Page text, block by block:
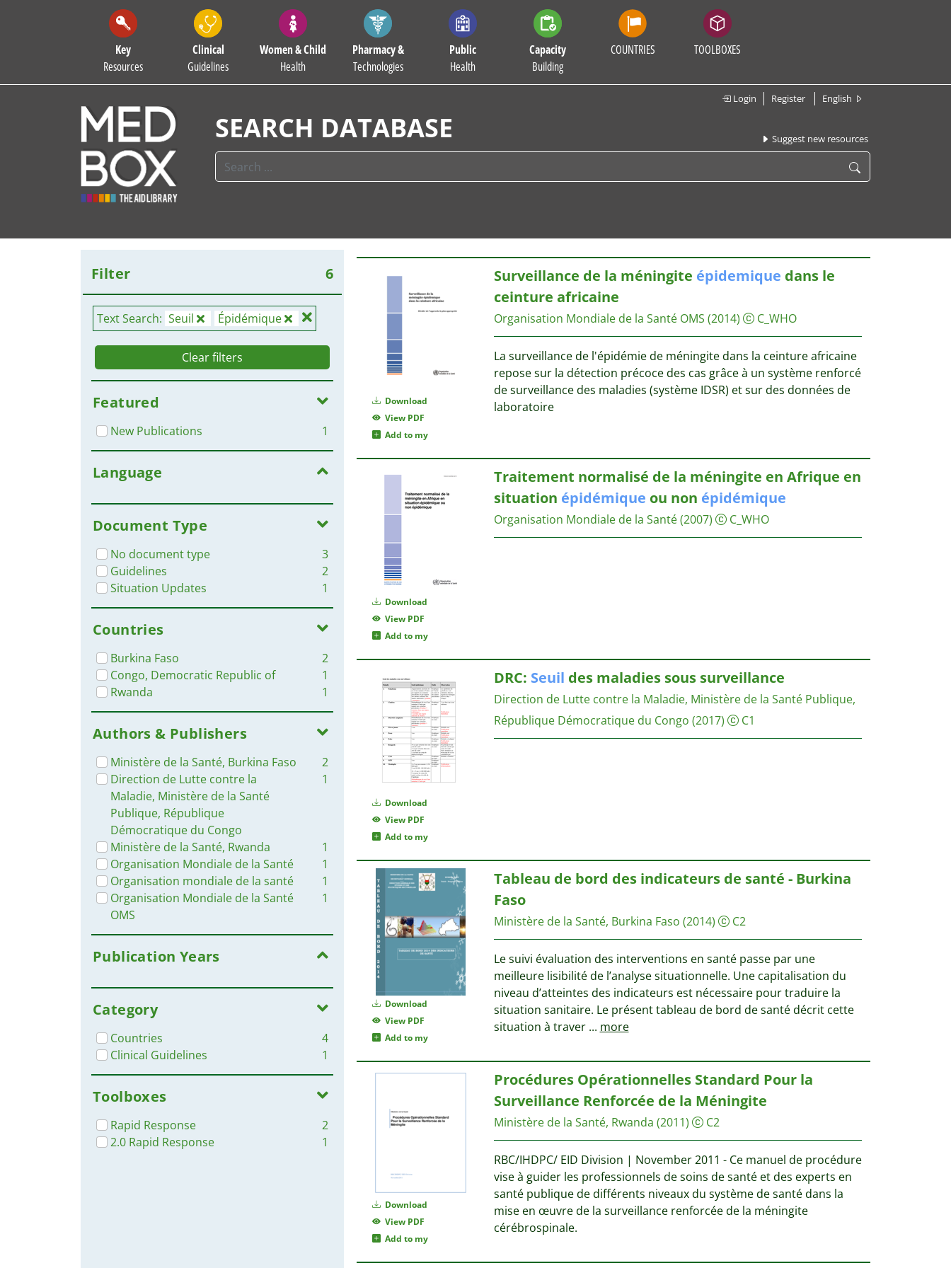
Key
Resources
Clinical
Guidelines
Women & Child
Health
Pharmacy &
Technologies
Public
Health
Capacity
Building
COUNTRIES TOOLBOXES
Login Register English
SEARCH DATABASE Suggest new resources
Filter 6
Text Search: Seuil Épidémique
Clear filters
Featured
New Publications 1
Language
Document Type
No document type
3
Guidelines
2
Situation Updates
1
Countries
Burkina Faso
2
Congo, Democratic Republic of
1
Rwanda
1
Authors & Publishers
Ministère de la Santé, Burkina Faso
2
Direction de Lutte contre la
Maladie, Ministère de la Santé
Publique, République
Démocratique du Congo
1
Ministère de la Santé, Rwanda
1
Organisation Mondiale de la Santé
1
Organisation mondiale de la santé
1
Organisation Mondiale de la Santé
OMS
1
Publication Years
Category
Countries
4
Clinical Guidelines
1
Toolboxes
Rapid Response
2
2.0 Rapid Response
1
Download
View PDF
Add to my
Surveillance de la méningite épidemique dans le
ceinture africaine
Organisation Mondiale de la Santé OMS (2014) C_WHO
La surveillance de l'épidémie de méningite dans la ceinture africaine
repose sur la détection précoce des cas grâce à un système renforcé
de surveillance des maladies (système IDSR) et sur des données de
laboratoire
Download
View PDF
Add to my
Traitement normalisé de la méningite en Afrique en
situation épidémique ou non épidémique
Organisation Mondiale de la Santé (2007) C_WHO
Download
View PDF
Add to my
DRC: Seuil des maladies sous surveillance
Direction de Lutte contre la Maladie, Ministère de la Santé Publique,
République Démocratique du Congo (2017) C1
Download
View PDF
Add to my
Tableau de bord des indicateurs de santé - Burkina
Faso
Ministère de la Santé, Burkina Faso (2014) C2
Le suivi évaluation des interventions en santé passe par une
meilleure lisibilité de l’analyse situationnelle. Une capitalisation du
niveau d’atteintes des indicateurs est nécessaire pour traduire la
situation sanitaire. Le présent tableau de bord de santé décrit cette
situation à traver ... more
Download
View PDF
Add to my
Procédures Opérationnelles Standard Pour la
Surveillance Renforcée de la Méningite
Ministère de la Santé, Rwanda (2011) C2
RBC/IHDPC/ EID Division | November 2011 - Ce manuel de procédure
vise à guider les professionnels de soins de santé et des experts en
santé publique de différents niveaux du système de santé dans la
mise en œuvre de la surveillance renforcée de la méningite
cérébrospinale.